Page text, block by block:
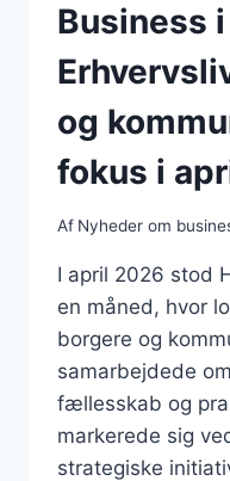
Business
og
fokus i
Af Nyheder om
I april 2026 stod
en måned, hvor
borgere og
samarbejdede
fællesskab og
markerede sig
strategiske